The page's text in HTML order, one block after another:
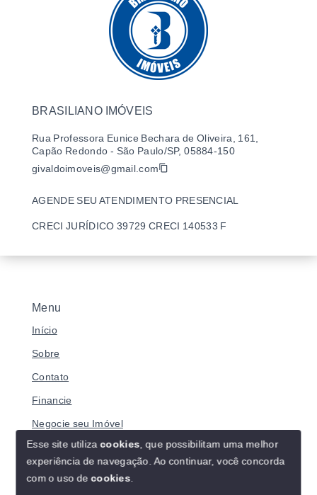
Menu
Início
Sobre
Contato
Financie
Negocie seu Imóvel
© Copyright 2026 - BRASILIANO IMÓVEIS - Todos os
BRASILIANO IMÓVEIS
Rua Professora Eunice Bechara de Oliveira, 161,
Capão Redondo - São Paulo/SP, 05884-150
givaldoimoveis@gmail.com
AGENDE SEU ATENDIMENTO PRESENCIAL
CRECI JURÍDICO 39729 CRECI 140533 F
Esse site utilizacookies , que possibilitam uma melhor
experiência de navegação. Ao continuar, você concorda
com o uso decookies